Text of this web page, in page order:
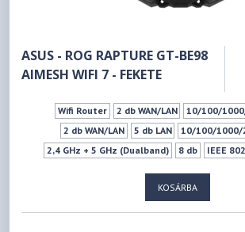
ASUS - ROG RAPTURE GT-BE98
AIMESH WIFI 7 - FEKETE
Wifi Router 2 db WAN/LAN
10/100/
2 db WAN/LAN
5 db LAN
10/100/1000/
2,4 GHz + 5 GHz (Dualband)
8 db
IEEE
IEEE 802.11a - 5GHz
KOSÁRBA